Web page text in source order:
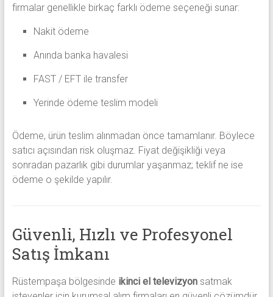
firmalar genellikle birkaç farklı ödeme seçeneği sunar:
Nakit ödeme
Anında banka havalesi
FAST / EFT ile transfer
Yerinde ödeme teslim modeli
Ödeme, ürün teslim alınmadan önce tamamlanır. Böylece
satıcı açısından risk oluşmaz. Fiyat değişikliği veya
sonradan pazarlık gibi durumlar yaşanmaz; teklif ne ise
ödeme o şekilde yapılır.
Güvenli, Hızlı ve Profesyonel
Satış İmkanı
Rüstempaşa bölgesinde ikinci el televizyonsatmak